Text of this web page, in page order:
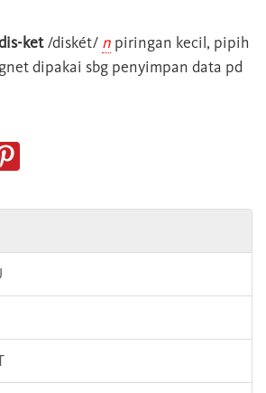
ket/diskét/ n piringan kecil, pipih
dipakai sbg penyimpan data pd